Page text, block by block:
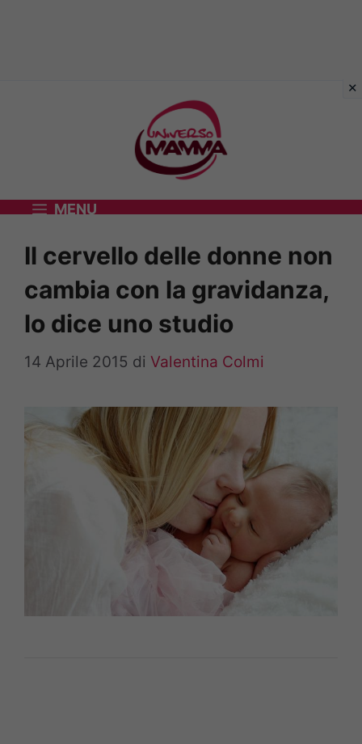
MENU
Il cervello delle donne non
cambia con la gravidanza,
lo dice uno studio
14 Aprile 2015 di Valentina Colmi